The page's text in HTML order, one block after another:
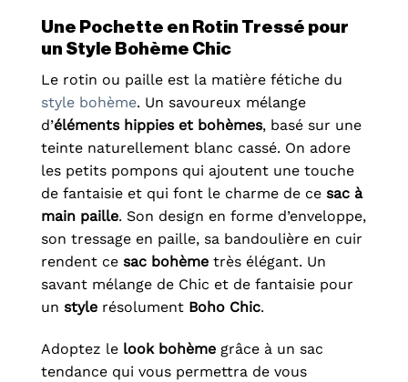
Une Pochette en Rotin Tressé pour
un Style Bohème Chic
Le rotin ou paille est la matière fétiche du
style bohème. Un savoureux mélange
d’éléments hippies et bohèmes, basé sur une
teinte naturellement blanc cassé. On adore
les petits pompons qui ajoutent une touche
de fantaisie et qui font le charme de ce sac à
main paille. Son design en forme d’enveloppe,
son tressage en paille, sa bandoulière en cuir
rendent ce sac bohème très élégant. Un
savant mélange de Chic et de fantaisie pour
un style résolument Boho Chic.
Adoptez le look bohème grâce à un sac
tendance qui vous permettra de vous